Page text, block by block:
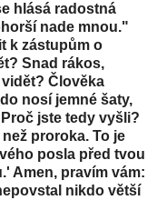
hlásá radostná
nade mnou."
k zástupům o
Snad rákos,
Člověka
nosí jemné šaty,
jste tedy vyšli?
proroka. To je
posla před tvou
Amen, pravím vám:
nikdo větší